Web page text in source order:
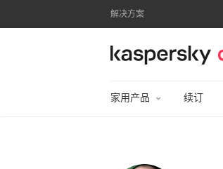
解决方案
家用产品 续订